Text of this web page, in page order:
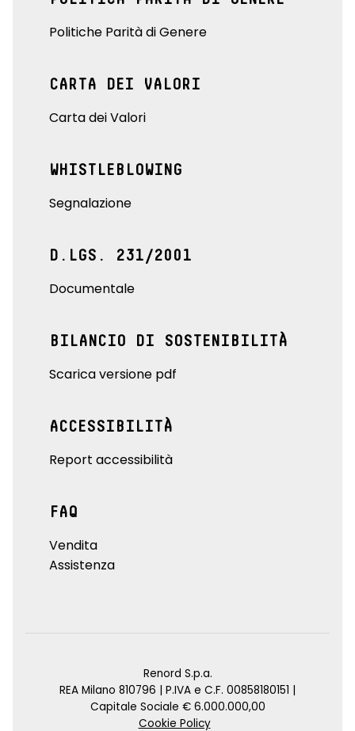
Politiche Parità di Genere
CARTA DEI VALORI
Carta dei Valori
WHISTLEBLOWING
Segnalazione
D.LGS. 231/2001
Documentale
BILANCIO DI SOSTENIBILITÀ
Scarica versione pdf
ACCESSIBILITÀ
Report accessibilità
FAQ
Vendita
Assistenza
Renord S.p.a.
REA Milano 810796 | P.IVA e C.F. 00858180151 |
Capitale Sociale € 6.000.000,00
Cookie Policy